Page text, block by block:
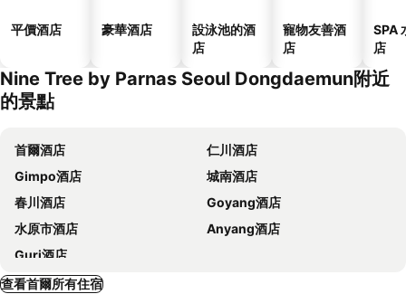
平價酒店 豪華酒店
設泳池的酒
店
寵物友善酒
店
SPA
店
Nine Tree by Parnas Seoul Dongdaemun附近
的景點
首爾酒店
仁川酒店
Gimpo酒店
城南酒店
春川酒店
Goyang酒店
水原市酒店
Anyang酒店
Guri酒店
查看首爾所有住宿